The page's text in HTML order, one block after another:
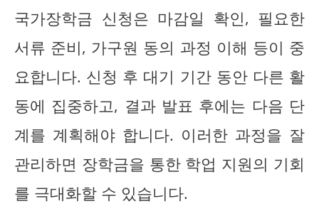
국가장학금 신청은 마감일 확인, 필요한
서류 준비, 가구원 동의 과정 이해 등이 중
요합니다. 신청 후 대기 기간 동안 다른 활
동에 집중하고, 결과 발표 후에는 다음 단
계를 계획해야 합니다. 이러한 과정을 잘
관리하면 장학금을 통한 학업 지원의 기회
를 극대화할 수 있습니다.